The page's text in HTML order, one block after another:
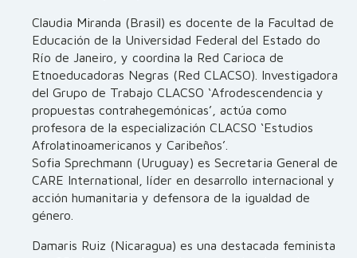
Claudia Miranda (Brasil) es docente de la Facultad de
Educación de la Universidad Federal del Estado do
Río de Janeiro, y coordina la Red Carioca de
Etnoeducadoras Negras (Red CLACSO). Investigadora
del Grupo de Trabajo CLACSO ‘Afrodescendencia y
propuestas contrahegemónicas’, actúa como
profesora de la especialización CLACSO ‘Estudios
Afrolatinoamericanos y Caribeños’.
Sofia Sprechmann (Uruguay) es Secretaria General de
CARE International, líder en desarrollo internacional y
acción humanitaria y defensora de la igualdad de
género.
Damaris Ruiz (Nicaragua) es una destacada feminista